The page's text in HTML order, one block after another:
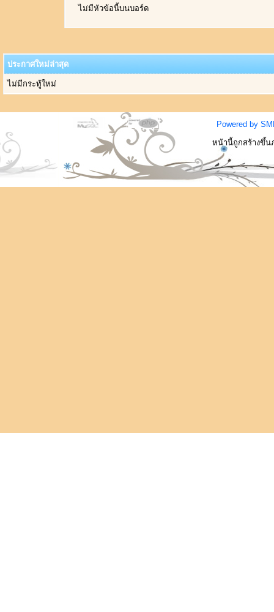
ไม่มีหัวข้อนี้บนบอร์ด
ประกาศใหม่ล่าสุด
ไม่มีกระทู้ใหม่
Powered by
หน้านี้ถูกสร้างขึ้น